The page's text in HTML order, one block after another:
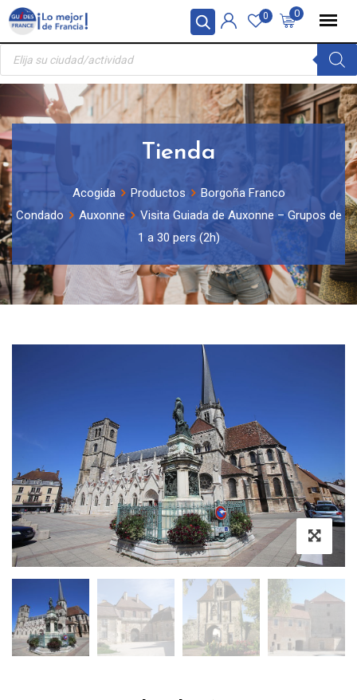
Panel de gestión de cookies
Skip
content
0
0
Búsqueda
productos
Tienda
Acogida Productos
Borgoña Franco
Condado
Auxonne
Visita Guiada de Auxonne – Grupos de
1 a 30 pers (2h)